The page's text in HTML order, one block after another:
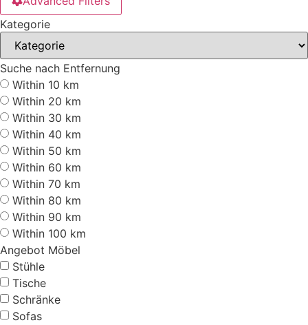
Kategorie
Suche nach Entfernung
Within 10 km
Within 20 km
Within 30 km
Within 40 km
Within 50 km
Within 60 km
Within 70 km
Within 80 km
Within 90 km
Within 100 km
Angebot Möbel
Stühle
Tische
Schränke
Sofas